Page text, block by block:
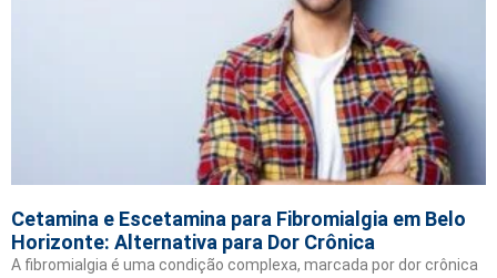
Cetamina e Escetamina para Fibromialgia em Belo
Horizonte: Alternativa para Dor Crônica
A fibromialgia é uma condição complexa, marcada por dor crônica